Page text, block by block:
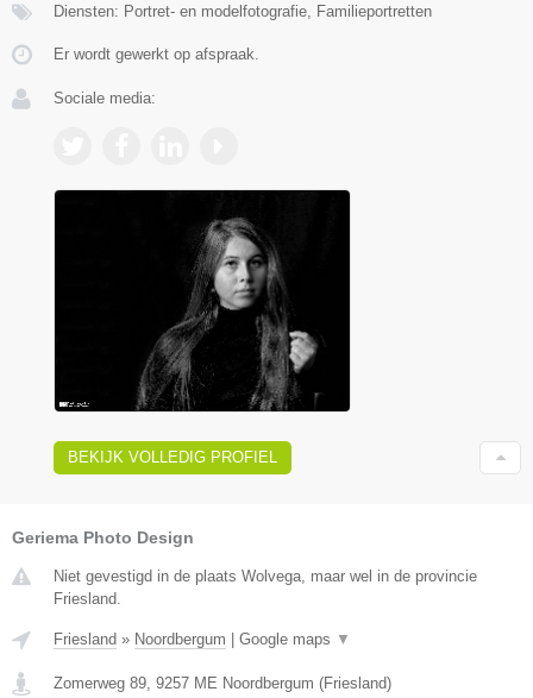
Diensten: Portret- en modelfotografie, Familieportretten
Er wordt gewerkt op afspraak.
Sociale media:
BEKIJK VOLLEDIG PROFIEL
Geriema Photo Design
Niet gevestigd in de plaats Wolvega, maar wel in de provincie
Friesland.
Friesland » Noordbergum Google maps ▼
Zomerweg 89 9257 ME Noordbergum (Friesland)